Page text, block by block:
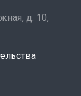
д. 10,